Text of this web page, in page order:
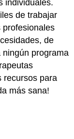
individuales.
de trabajar
profesionales
de
programa
recursos para
más sana!